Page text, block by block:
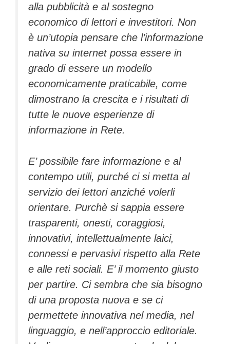
alla pubblicità e al sostegno
economico di lettori e investitori. Non
è un’utopia pensare che l’informazione
nativa su internet possa essere in
grado di essere un modello
economicamente praticabile, come
dimostrano la crescita e i risultati di
tutte le nuove esperienze di
informazione in Rete.
E’ possibile fare informazione e al
contempo utili, purché ci si metta al
servizio dei lettori anziché volerli
orientare. Purchè si sappia essere
trasparenti, onesti, coraggiosi,
innovativi, intellettualmente laici,
connessi e pervasivi rispetto alla Rete
e alle reti sociali. E’ il momento giusto
per partire. Ci sembra che sia bisogno
di una proposta nuova e se ci
permettete innovativa nel media, nel
linguaggio, e nell’approccio editoriale.